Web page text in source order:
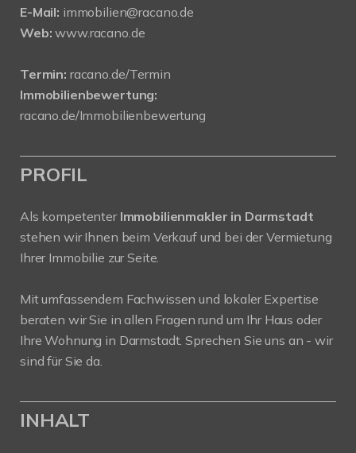
E-Mail: immobilien@racano.de
Web: www.racano.de
Termin: racano.de/Termin
Immobilienbewertung:
racano.de/Immobilienbewertung
PROFIL
Als kompetenter Immobilienmakler in Darmstadt
stehen wir Ihnen beim Verkauf und bei der Vermietung
Ihrer Immobilie zur Seite.
Mit umfassendem Fachwissen und lokaler Expertise
beraten wir Sie in allen Fragen rund um Ihr Haus oder
Ihre Wohnung in Darmstadt. Sprechen Sie uns an - wir
sind für Sie da.
INHALT